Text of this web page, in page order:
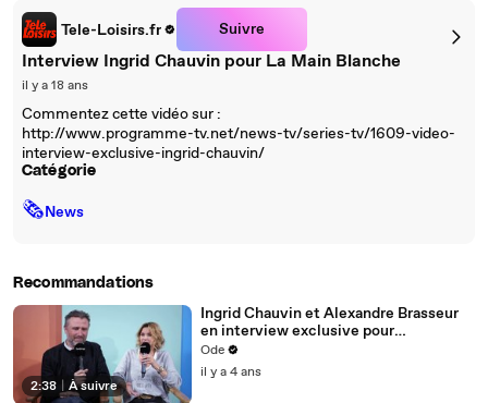
Tele-Loisirs.fr Suivre
Interview Ingrid Chauvin pour La Main Blanche
il y a 18 ans
Commentez cette vidéo sur :
http://www.programme-tv.net/news-tv/series-tv/1609-video-
interview-exclusive-ingrid-chauvin/
Catégorie
🗞News
Recommandations
2:38 À suivre
Ingrid Chauvin et Alexandre Brasseur
en interview exclusive pour
Purepeople.
Ode
il y a 4 ans